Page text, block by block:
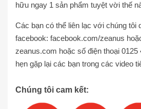
hữu ngay 1 sản phẩm tuyệt vời thế
Các bạn có thể liên lạc với chúng tôi
facebook: facebook.com/zeanus
zeanus.com hoặc số điện thoại 0125
hẹn gặp lại các bạn trong các video
Chúng tôi cam kết: